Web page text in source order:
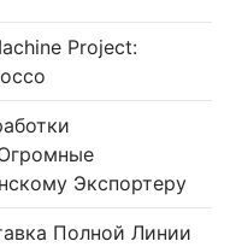
Project:
Экспортеру
Полной Линии